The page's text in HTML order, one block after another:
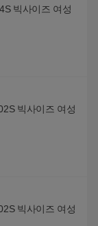
빅사이즈 여성
빅사이즈 여성
빅사이즈 여성